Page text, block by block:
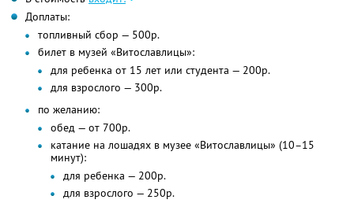
Доплаты:
топливный сбор — 500р.
билет в музей «Витославлицы»:
для ребенка от 15 лет или студента — 200р.
для взрослого — 300р.
по желанию:
обед — от 700р.
катание на лошадях в музее «Витославлицы» (10–15
минут):
для ребенка — 200р.
для взрослого — 250р.